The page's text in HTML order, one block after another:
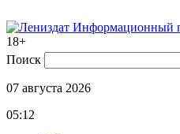
Информационный
18+
Поиск
07 августа 2026
05:12